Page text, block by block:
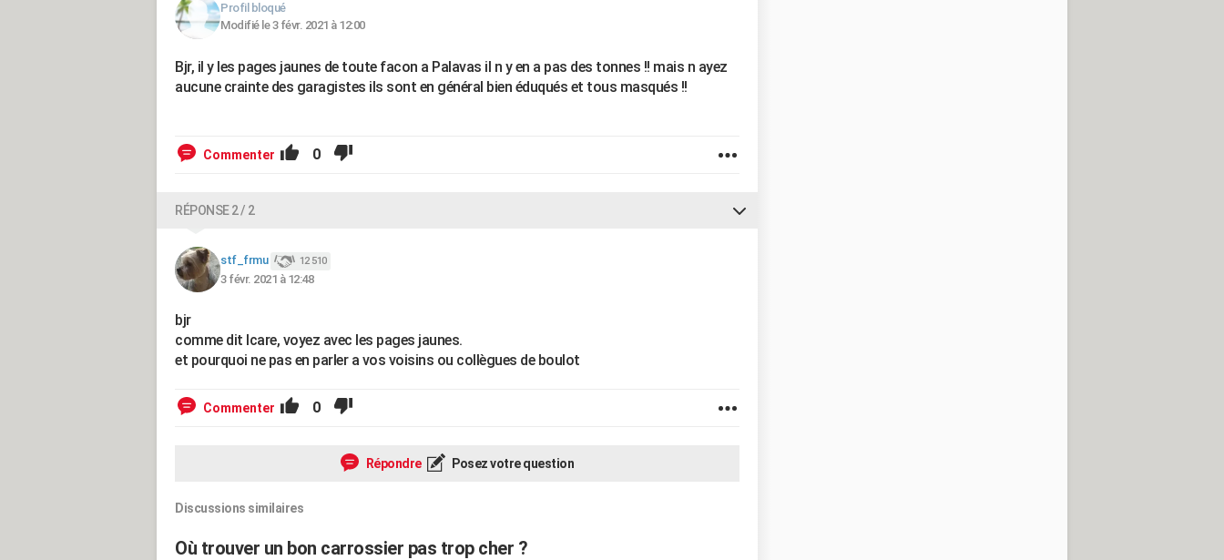
Profil bloqué
Modifié le 3 févr. 2021 à 12:00
Bjr, il y les pages jaunes de toute facon a Palavas il n y en a pas des tonnes !! mais n ayez
aucune crainte des garagistes ils sont en général bien éduqués et tous masqués !!
Commenter 0
RÉPONSE 2 / 2
stf_frmu 12 510
3 févr. 2021 à 12:48
bjr
comme dit Icare, voyez avec les pages jaunes.
et pourquoi ne pas en parler a vos voisins ou collègues de boulot
Commenter 0
Répondre Posez votre question
Discussions similaires
Où trouver un bon carrossier pas trop cher ?